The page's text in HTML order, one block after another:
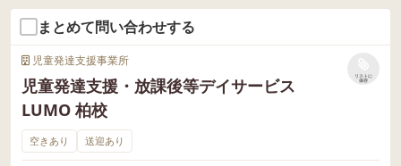
まとめて問い合わせする
児童発達支援事業所
児童発達支援・放課後等デイサービス
LUMO 柏校
リストに
保存
空きあり 送迎あり